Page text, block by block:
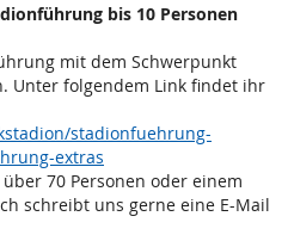
bis 10 Personen
mit dem Schwerpunkt
Unter folgendem Link findet ihr
stadionfuehrung-
extras
70 Personen oder einem
schreibt uns gerne eine E-Mail